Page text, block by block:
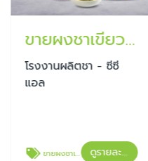
ขายผงชาเขียว สูตรมัทฉะ
โรงงานผลิตชา - ซีซี
แอล
ขายผงชาเขียว สูตรมัทฉะ ดูรายละเอียด